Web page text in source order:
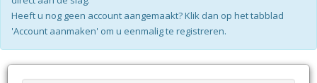
Heeft u nog geen account aangemaakt? Klik dan op het tabblad
'Account aanmaken' om u eenmalig te registreren.